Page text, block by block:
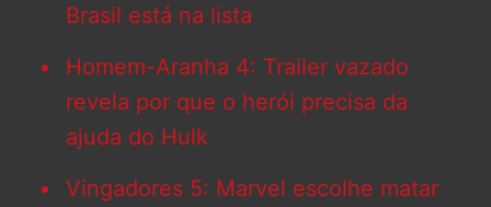
Brasil está na lista
Homem-Aranha 4: Trailer vazado
revela por que o herói precisa da
ajuda do Hulk
Vingadores 5: Marvel escolhe matar